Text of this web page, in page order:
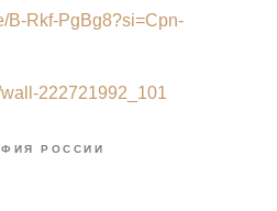
B-Rkf-PgBg8?si=Cpn-
wall-222721992_101
РОССИИ